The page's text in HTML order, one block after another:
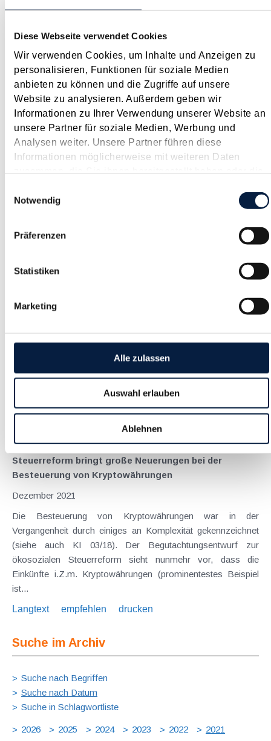
Diese Webseite verwendet Cookies
Wir verwenden Cookies, um Inhalte und Anzeigen zu
personalisieren, Funktionen für soziale Medien
anbieten zu können und die Zugriffe auf unsere
Website zu analysieren. Außerdem geben wir
Informationen zu Ihrer Verwendung unserer Website an
unsere Partner für soziale Medien, Werbung und
Analysen weiter. Unsere Partner führen diese
Informationen möglicherweise mit weiteren Daten
zusammen, die Sie ihnen bereitgestellt haben oder die
haben.
Notwendig
Präferenzen
Statistiken
Marketing
Alle zulassen
Auswahl erlauben
Ablehnen
bis spätestens 2040 klimaneutral sein). Während mit dem Ziel
der Ökologisierung auch...
Langtext
empfehlen drucken
Update - Maßnahmen gegen die COVID-19-Pandemie
Dezember 2021
Hilfsmaßnahmen gegen die COVID-19-Pandemie wieder zum
Einsatz bzw. werden verlängert. Nachfolgend ein kurzer
Dezember 2021
Die ökosoziale Steuerreform enthält als
2 -Bepreisung. Grundsätzlich müssen dabei
Mineralölunternehmen oder Gaslieferanten
("Inverkehrbringer") CO 2 -Zertifikate erwerben und sie
geben...
drucken
Steuerreform bringt große Neuerungen bei der
Besteuerung von Kryptowährungen
Dezember 2021
Die Besteuerung von Kryptowährungen war in der
Vergangenheit durch einiges an Komplexität gekennzeichnet
(siehe auch KI 03/18). Der Begutachtungsentwurf zur
ökosozialen Steuerreform sieht nunmehr vor, dass die
Einkünfte i.Z.m. Kryptowährungen (prominentestes Beispiel
ist...
Langtext
empfehlen drucken
Suche im Archiv
Suche nach Begriffen
Suche nach Datum
Suche in Schlagwortliste
2026 2025 2024 2023 2022
2021